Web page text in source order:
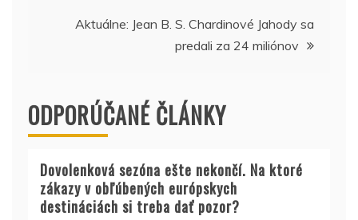
Aktuálne: Jean B. S. Chardinové Jahody sa
predali za 24 miliónov
ODPORÚČANÉ ČLÁNKY
Dovolenková sezóna ešte nekončí. Na ktoré
zákazy v obľúbených európskych
destináciách si treba dať pozor?